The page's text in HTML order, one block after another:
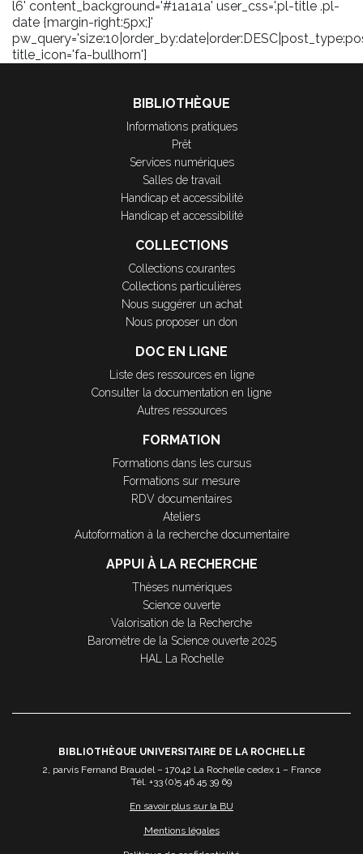
l6' content_background='#1a1a1a' user_css='.pl-title .pl-
date {margin-right:5px;}'
title_icon='fa-bullhorn']
BIBLIOTHÈQUE
Informations pratiques
Prêt
Services numériques
Salles de travail
Handicap et accessibilité
Handicap et accessibilité
COLLECTIONS
Collections courantes
Collections particulières
Nous suggérer un achat
Nous proposer un don
DOC EN LIGNE
Liste des ressources en ligne
Consulter la documentation en ligne
Autres ressources
FORMATION
Formations dans les cursus
Formations sur mesure
RDV documentaires
Ateliers
Autoformation à la recherche documentaire
APPUI À LA RECHERCHE
Thèses numériques
Science ouverte
Valorisation de la Recherche
Baromètre de la Science ouverte 2025
HAL La Rochelle
BIBLIOTHÈQUE UNIVERSITAIRE DE LA ROCHELLE
2, parvis Fernand Braudel – 17042 La Rochelle cedex 1 – France
Tél. +33 (0)5 46 45 39 69
En savoir plus sur la BU
Mentions légales